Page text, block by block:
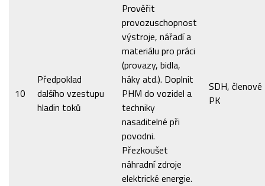
10
Předpoklad
dalšího vzestupu
hladin toků
Prověřit
provozuschopnost
výstroje, nářadí a
materiálu pro práci
(provazy, bidla,
háky atd.). Doplnit
PHM do vozidel a
techniky
nasaditelné při
povodni.
Přezkoušet
náhradní zdroje
elektrické energie.
SDH, členové
PK